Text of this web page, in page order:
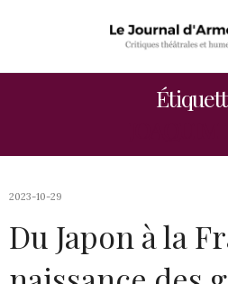
2023-10-29
Du Japon à la